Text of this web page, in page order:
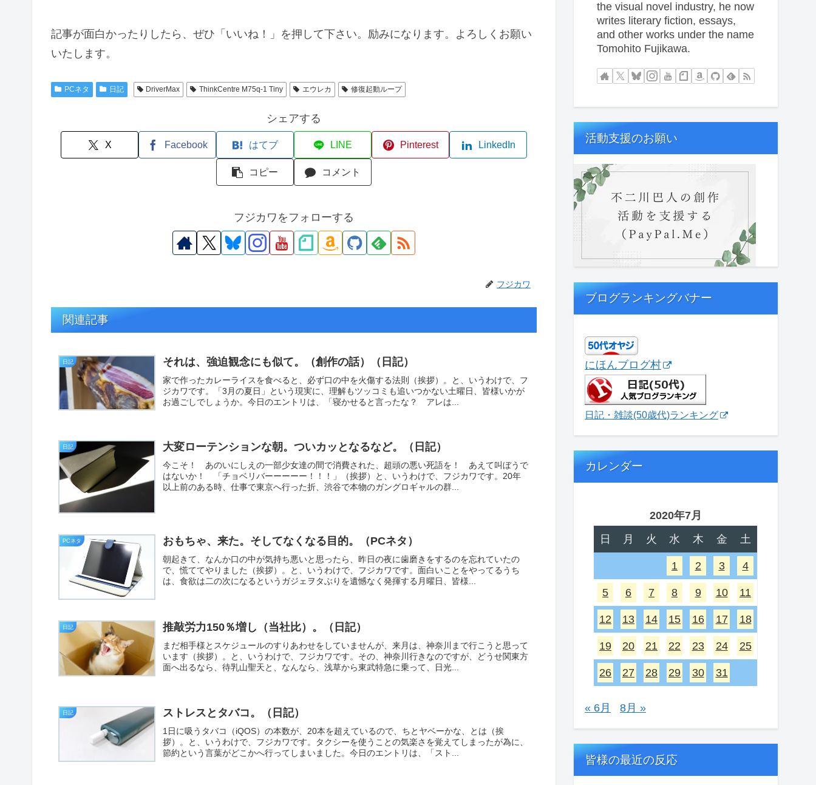
記事が面白かったりしたら、ぜひ「いいね！」を押して下さい。励みになります。よろしくお願い
いたします。
PCネタ 日記 DriverMax ThinkCentre M75q-1 Tiny エウレカ 修復起動ループ
シェアする
X Facebook はてブ LINE Pinterest LinkedIn
コピー コメント
フジカワをフォローする
フジカワ
関連記事
日記 それは、強迫観念にも似て。（創作の話）（日記）
家で作ったカレーライスを食べると、必ず口の中を火傷する法則（挨拶）。と、いうわけで、フ
ジカワです。「3月の夏日」という現実に、理解もツッコミも追いつかない土曜日、皆様いかが
お過ごしでしょうか。今日のエントリは、「寝かせると言ったな？ アレは...
日記 大変ローテンションな朝。ついカッとなるなど。（日記）
今こそ！ あのいにしえの一部少女達の間で消費された、超頭の悪い死語を！ あえて叫ぼうで
はないか！ 「チョベリバーーーーー！！！」（挨拶）と、いうわけで、フジカワです。20年
以上前のある時、仕事で東京へ行った折、渋谷で本物のガングロギャルの群...
PCネタ おもちゃ、来た。そしてなくなる目的。（PCネタ）
朝起きて、なんか口の中が気持ち悪いと思ったら、昨日の夜に歯磨きをするのを忘れていたの
で、慌ててやりました（挨拶）。と、いうわけで、フジカワです。面白いことをやってるうち
は、食欲は二の次になるというガジェヲタぶりを遺憾なく発揮する月曜日、皆様...
日記 推敲労力150％増し（当社比）。（日記）
まだ相手様とスケジュールのすりあわせをしていませんが、来月は、神奈川まで行こうと思って
います（挨拶）。と、いうわけで、フジカワです。その、神奈川行きなのですが、どうせ関東方
面へ出るなら、待乳山聖天と、なんなら、浅草から東武特急に乗って、日光...
日記 ストレスとタバコ。（日記）
1日に吸うタバコ（iQOS）の本数が、20本を超えているので、ちとヤベーかな、とは（挨
拶）。と、いうわけで、フジカワです。タクシーを使うことの気楽さを覚えてしまったが為に、
節約という言葉がどこかへ行ってしまいました。今日のエントリは、「スト...
the visual novel industry, he now
writes literary fiction, essays,
and other works under the name
Tomohito Fujikawa.
活動支援のお願い
ブログランキングバナー
にほんブログ村
日記・雑談(50歳代)ランキング
カレンダー
2020年7月
日
月 火 水 木 金 土
1 2 3 4
5 6 7 8 9 10 11
12 13 14 15 16 17 18
19 20 21 22 23 24 25
26 27 28 29 30 31
« 6月 8月 »
皆様の最近の反応